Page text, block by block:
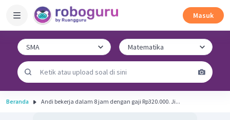
Masuk
Beranda Andi bekerja dalam 8 jam dengan gaji Rp320.000. Ji...